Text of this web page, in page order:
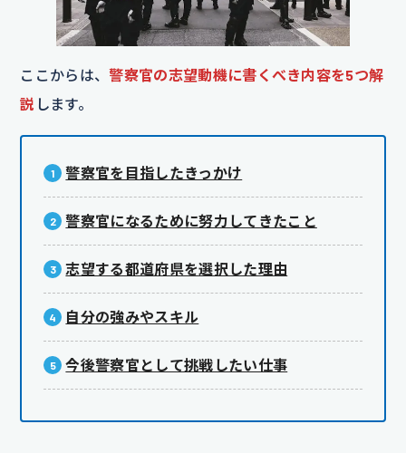
ここからは、警察官の志望動機に書くべき内容を5つ解
説 します。
警察官を目指したきっかけ
警察官になるために努力してきたこと
志望する都道府県を選択した理由
自分の強みやスキル
今後警察官として挑戦したい仕事